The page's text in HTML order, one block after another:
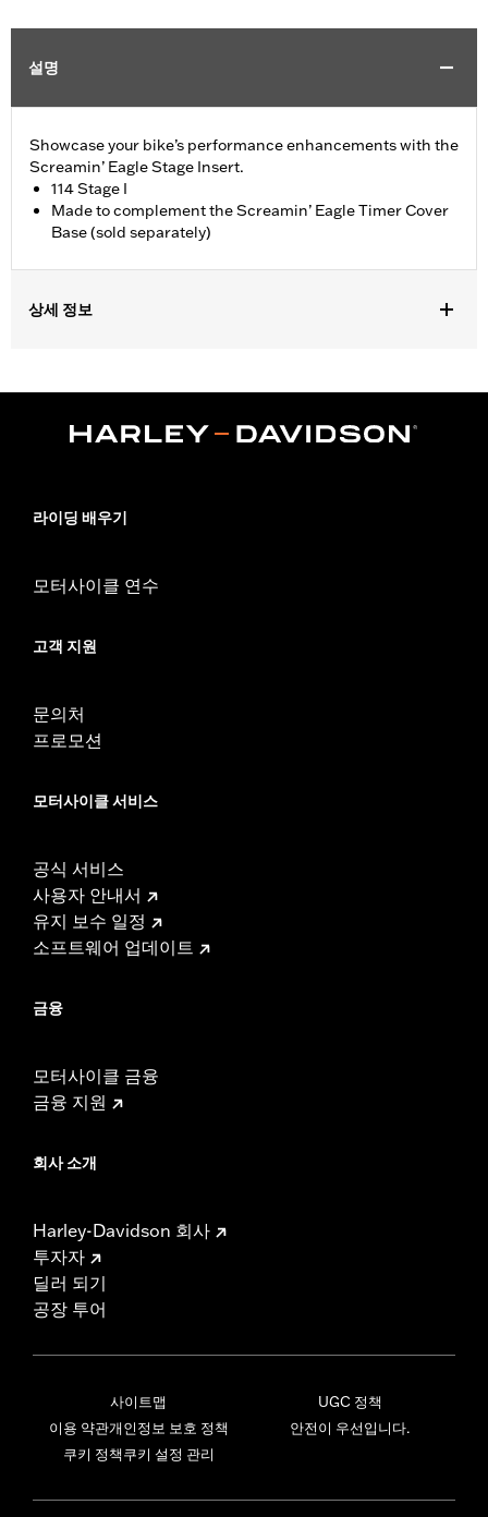
설명
Showcase your bike’s performance enhancements with the
Screamin’ Eagle Stage Insert.
114 Stage I
Made to complement the Screamin’ Eagle Timer Cover
Base (sold separately)
상세 정보
Sold Separately:Screamin' Eagle Timer Cover Base
WARRANTY: 1 year limited warranty – Go to
라이딩 배우기
모터사이클 연수
고객 지원
문의처
프로모션
모터사이클 서비스
공식 서비스
사용자 안내서
유지 보수 일정
소프트웨어 업데이트
금융
모터사이클 금융
금융 지원
회사 소개
Harley-Davidson 회사
투자자
딜러 되기
공장 투어
사이트맵
이용 약관개인정보 보호 정책
쿠키 정책쿠키 설정 관리
UGC 정책
안전이 우선입니다.